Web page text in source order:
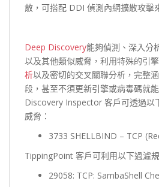
散，可搭配 DDI 偵測內網擴散攻擊
Deep Discovery能夠偵測、深入分
以及其他類似威脅，利用特殊的引
析以及密切的交叉關聯分析，完整
段，甚至不須更新引擎或病毒碼就
Discovery Inspector 客戶可透過以
威脅：
3733 SHELLBIND – TCP
TippingPoint 客戶可利用以下過濾
29058: TCP: SambaShell